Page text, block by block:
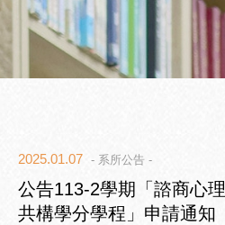
2025.01.07 - 系所公告 -
公告113-2學期「諮商心
共構學分學程」申請通知